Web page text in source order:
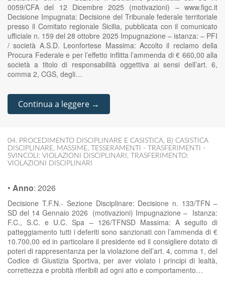
0059/CFA del 12 Dicembre 2025 (motivazioni) – www.figc.it
Decisione Impugnata: Decisione del Tribunale federale territoriale
presso il Comitato regionale Sicilia, pubblicata con il comunicato
ufficiale n. 159 del 28 ottobre 2025 Impugnazione – istanza: – PFI
/ società A.S.D. Leonfortese Massima: Accolto il reclamo della
Procura Federale e per l’effetto inflitta l’ammenda di € 660,00 alla
società a titolo di responsabilità oggettiva ai sensi dell’art. 6,
comma 2, CGS, degli…
Continua a leggere →
04. PROCEDIMENTO DISCIPLINARE E CASISTICA, B) CASISTICA
DISCIPLINARE, MASSIME,
TESSERAMENTI - TRASFERIMENTI -
SVINCOLI: VIOLAZIONI DISCIPLINARI ,
TRASFERIMENTO:
VIOLAZIONI DISCIPLINARI
• Anno: 2026
Decisione T.F.N.- Sezione Disciplinare: Decisione n. 133/TFN –
SD del 14 Gennaio 2026 (motivazioni) Impugnazione – Istanza:
F.C., S.C. e U.C. Spa – 126/TFNSD Massima: A seguito di
patteggiamento tutti i deferiti sono sanzionati con l’ammenda di €
10.700,00 ed in particolare il presidente ed il consigliere dotato di
poteri di rappresentanza per la violazione dell’art. 4, comma 1, del
Codice di Giustizia Sportiva, per aver violato i principi di lealtà,
correttezza e probità riferibili ad ogni atto e comportamento…